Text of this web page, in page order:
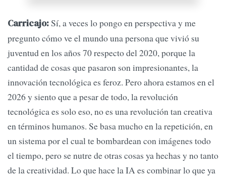
Carricajo:Sí, a veces lo pongo en perspectiva y me
pregunto cómo ve el mundo una persona que vivió su
juventud en los años 70 respecto del 2020, porque la
cantidad de cosas que pasaron son impresionantes, la
innovación tecnológica es feroz. Pero ahora estamos en el
2026 y siento que a pesar de todo, la revolución
tecnológica es solo eso, no es una revolución tan creativa
en términos humanos. Se basa mucho en la repetición, en
un sistema por el cual te bombardean con imágenes todo
el tiempo, pero se nutre de otras cosas ya hechas y no tanto
de la creatividad. Lo que hace la IA es combinar lo que ya